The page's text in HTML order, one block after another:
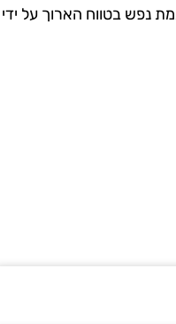
נפש בטווח הארוך על ידי